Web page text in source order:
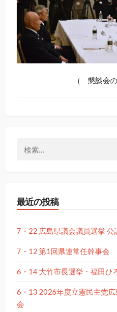
（ 懇談会
最近の投稿
7・22 広島県議会議員選挙 公
7・12 第1回県連常任幹事会
6・14 大竹市長選挙・福田ひ
6・13 2026年度立憲民主党
会